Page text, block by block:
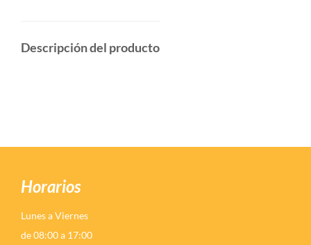
Descripción del producto
Horarios
Lunes a Viernes
de 08:00 a 17:00